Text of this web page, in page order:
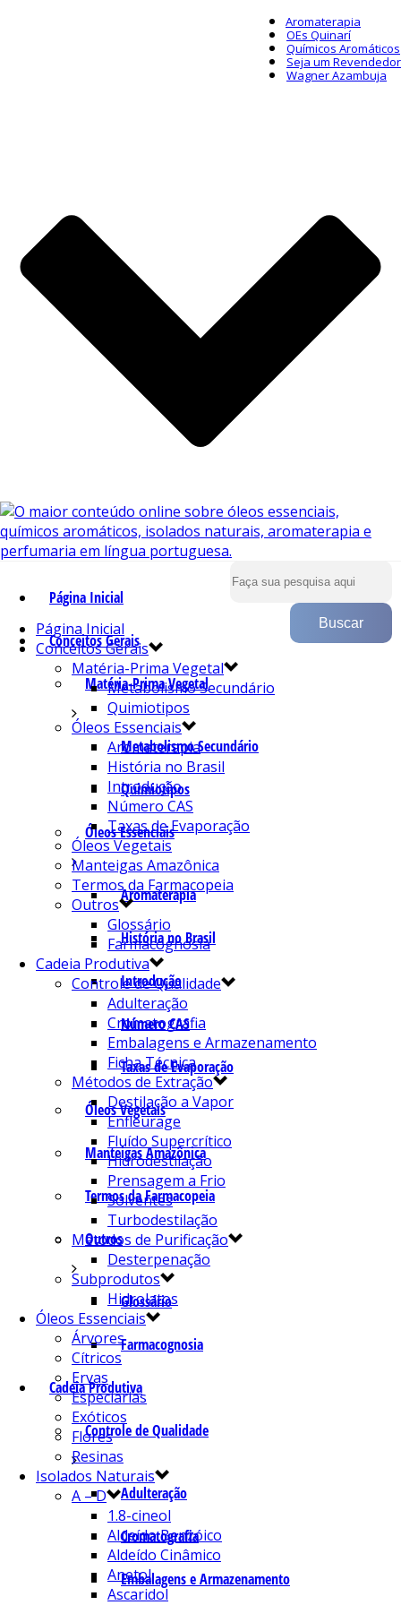
Aromaterapia
OEs Quinarí
Químicos Aromáticos
Seja um Revendedor
Wagner Azambuja
Página Inicial
Conceitos Gerais
Matéria-Prima Vegetal
Metabolismo Secundário
Quimiotipos
Óleos Essenciais
Aromaterapia
História no Brasil
Introdução
Número CAS
Taxas de Evaporação
Óleos Vegetais
Manteigas Amazônica
Termos da Farmacopeia
Outros
Glossário
Farmacognosia
Cadeia Produtiva
Controle de Qualidade
Adulteração
Cromatografia
Embalagens e Armazenamento
Página Inicial
Conceitos Gerais
Matéria-Prima Vegetal
Metabolismo Secundário
Quimiotipos
Óleos Essenciais
Aromaterapia
História no Brasil
Introdução
Número CAS
Taxas de Evaporação
Óleos Vegetais
Manteigas Amazônica
Termos da Farmacopeia
Outros
Glossário
Farmacognosia
Cadeia Produtiva
Controle de Qualidade
Adulteração
Cromatografia
Embalagens e Armazenamento
Ficha Técnica
Métodos de Extração
Destilação a Vapor
Enfleurage
Fluído Supercrítico
Hidrodestilação
Prensagem a Frio
Solventes
Turbodestilação
Métodos de Purificação
Desterpenação
Subprodutos
Hidrolatos
Óleos Essenciais
Árvores
Cítricos
Ervas
Especiarias
Exóticos
Flores
Resinas
Isolados Naturais
A – D
1.8-cineol
Aldeído Benzóico
Aldeído Cinâmico
Anetol
Ascaridol